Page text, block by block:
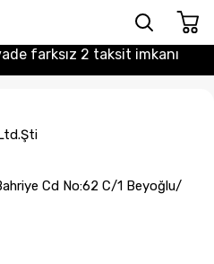
farksız 2 taksit imkanı
Cd No:62 C/1 Beyoğlu/